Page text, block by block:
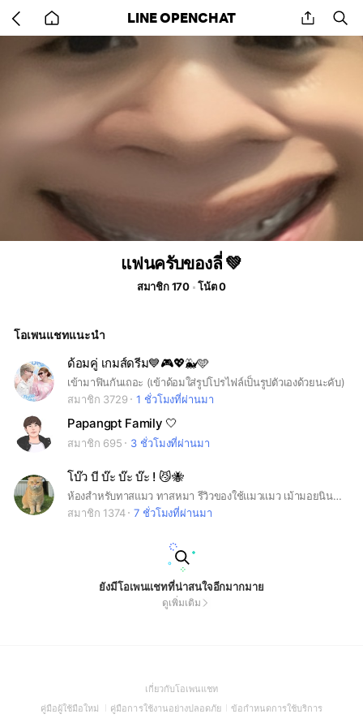
back
to
home
LINE OPENCHAT share
แฟนครับของลี่ 💚
สมาชิก 170 โน้ต 0
โอเพนแชทแนะนำ
ด้อมคู่ เกมส์ดรีม💙🎮💖🐳🩵
เข้ามาฟินกันเถอะ (เข้าด้อมใส่รูปโปรไฟล์เป็นรูปตัวเองด้วยนะคับ)
สมาชิก 3729
1 ชั่วโมงที่ผ่านมา
Papangpt Family 🤍
สมาชิก 695 3 ชั่วโมงที่ผ่านมา
โบ๊ว บี บ๊ะ บ๊ะ บ๊ะ ! 😼🐝
ห้องสำหรับทาสแมว ทาสหมา รีวิวของใช้แมวแมว เม้ามอยนินทาลูกตัวเอง555 สวัสดีค่าทุกคน🔅 แม่โบ๊วบีเองนะคะ อยากให้พื้นที่ตรงนี้ให้เราได้คุยกันแบบใกล้ชิดมากขึ้น เราจะได้รู้จักกันฟีลเหมือนหยุมหัวโบ๊วเองเลยค่า🐱🤣
สมาชิก 1374
7 ชั่วโมงที่ผ่านมา
ยังมีโอเพนแชทที่น่าสนใจอีกมากมาย
ดูเพิ่มเติม
เกี่ยวกับโอเพนแชท(Open
in
คู่มือผู้ใช้มือใหม่
(Open
คู่มือการใช้งานอย่างปลอดภัย(Open
ข้อกำหนดการใช้บริการ(Open